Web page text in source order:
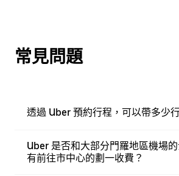
常見問題
透過 Uber 預約行程，可以帶多少
Uber 是否和大部分門羅地區機場
有前往市中心的劃一收費？